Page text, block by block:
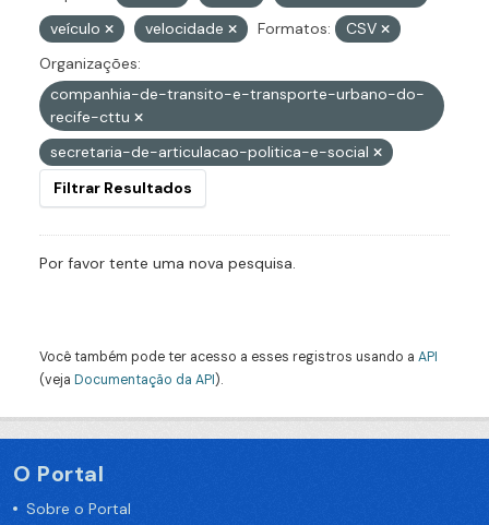
veículo
velocidade Formatos:
CSV
Organizações:
companhia-de-transito-e-transporte-urbano-do-
recife-cttu
secretaria-de-articulacao-politica-e-social
Filtrar Resultados
Por favor tente uma nova pesquisa.
Você também pode ter acesso a esses registros usando a API
(veja Documentação da API).
O Portal
Sobre o Portal